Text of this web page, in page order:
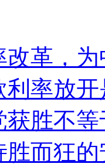
革，
利率放
胜不
胜而狂